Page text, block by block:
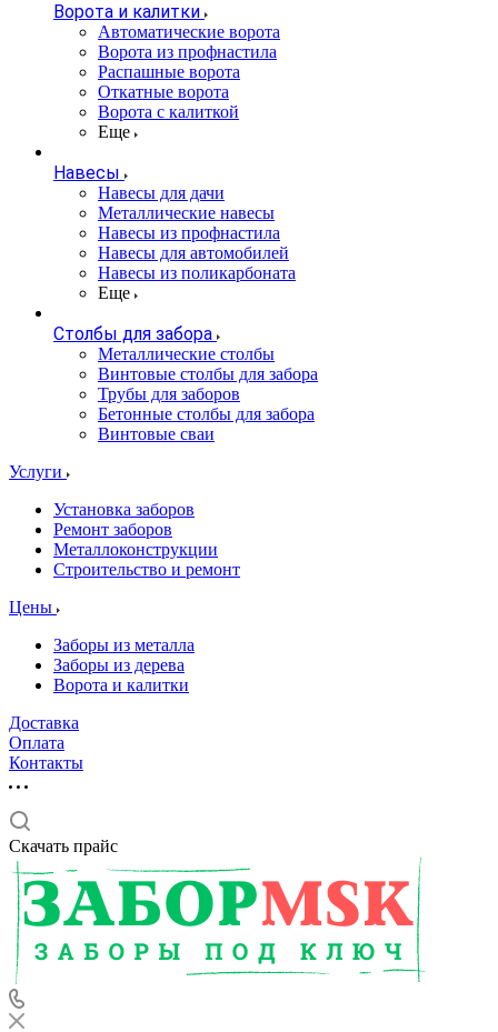
Ворота и калитки
Автоматические ворота
Ворота из профнастила
Распашные ворота
Откатные ворота
Ворота с калиткой
Еще
Навесы
Навесы для дачи
Металлические навесы
Навесы из профнастила
Навесы для автомобилей
Навесы из поликарбоната
Еще
Столбы для забора
Металлические столбы
Винтовые столбы для забора
Трубы для заборов
Бетонные столбы для забора
Винтовые сваи
Услуги
Установка заборов
Ремонт заборов
Металлоконструкции
Строительство и ремонт
Цены
Заборы из металла
Заборы из дерева
Ворота и калитки
Доставка
Оплата
Контакты
Скачать прайс